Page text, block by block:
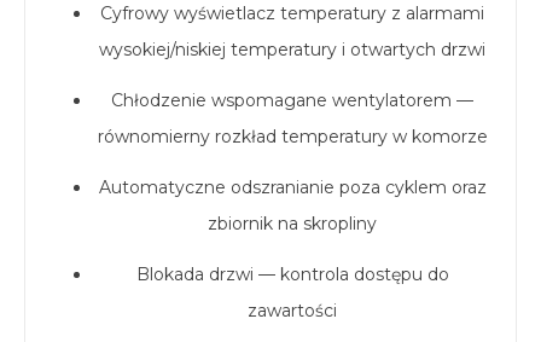
Cyfrowy wyświetlacz temperatury z alarmami
wysokiej/niskiej temperatury i otwartych drzwi
Chłodzenie wspomagane wentylatorem —
równomierny rozkład temperatury w komorze
Automatyczne odszranianie poza cyklem oraz
zbiornik na skropliny
Blokada drzwi — kontrola dostępu do
zawartości